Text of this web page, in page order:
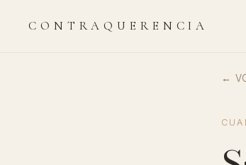
CONTRAQUERENCIA
←